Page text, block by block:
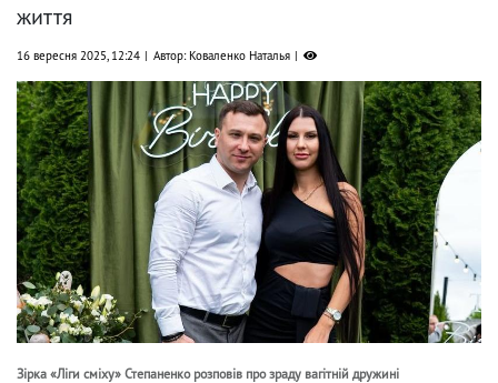
життя
16 вересня 2025, 12:24 Автор: Коваленко Наталья
Зірка «Ліги сміху» Степаненко розповів про зраду вагітній дружині